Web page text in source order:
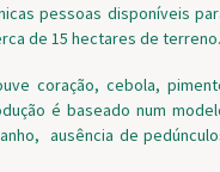
pessoas disponíveis
de 15 hectares de terreno.
coração, cebola,
é baseado num
ausência de